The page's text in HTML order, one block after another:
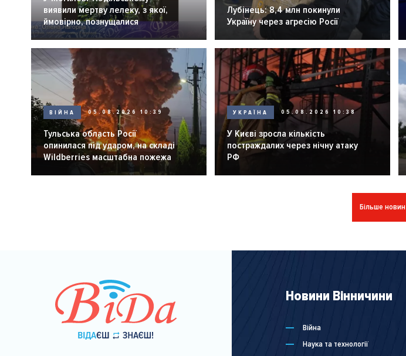
виявили мертву лелеку, з якої,
ймовірно, познущалися
Лубінець: 8,4 млн покинули
Україну через агресію Росії
ВІЙНА 05.08.2026 10:39
Тульська область Росії
опинилася під ударом, на складі
Wildberries масштабна пожежа
УКРАЇНА 05.08.2026 10:38
У Києві зросла кількість
постраждалих через нічну атаку
РФ
Більше новин
Новини Вінничини
Війна
Наука та технології